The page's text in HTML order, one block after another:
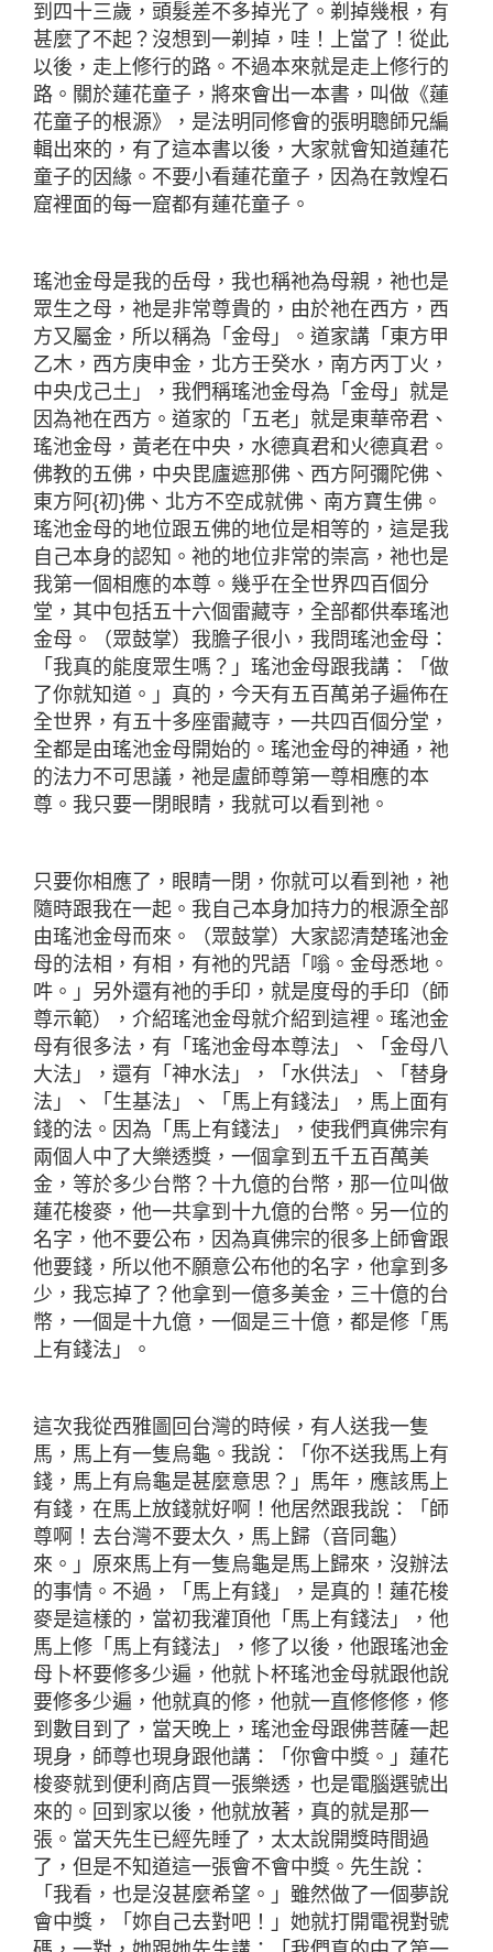
到四十三歲，頭髮差不多掉光了。剃掉幾根，有
甚麼了不起？沒想到一剃掉，哇！上當了！從此
以後，走上修行的路。不過本來就是走上修行的
路。關於蓮花童子，將來會出一本書，叫做《蓮
花童子的根源》，是法明同修會的張明聰師兄編
輯出來的，有了這本書以後，大家就會知道蓮花
童子的因緣。不要小看蓮花童子，因為在敦煌石
窟裡面的每一窟都有蓮花童子。
瑤池金母是我的岳母，我也稱祂為母親，祂也是
眾生之母，祂是非常尊貴的，由於祂在西方，西
方又屬金，所以稱為「金母」。道家講「東方甲
乙木，西方庚申金，北方壬癸水，南方丙丁火，
中央戊己土」，我們稱瑤池金母為「金母」就是
因為祂在西方。道家的「五老」就是東華帝君、
瑤池金母，黃老在中央，水德真君和火德真君。
佛教的五佛，中央毘廬遮那佛、西方阿彌陀佛、
東方阿{初}佛、北方不空成就佛、南方寶生佛。
瑤池金母的地位跟五佛的地位是相等的，這是我
自己本身的認知。祂的地位非常的崇高，祂也是
我第一個相應的本尊。幾乎在全世界四百個分
堂，其中包括五十六個雷藏寺，全部都供奉瑤池
金母。（眾鼓掌）我膽子很小，我問瑤池金母：
「我真的能度眾生嗎？」瑤池金母跟我講：「做
了你就知道。」真的，今天有五百萬弟子遍佈在
全世界，有五十多座雷藏寺，一共四百個分堂，
全都是由瑤池金母開始的。瑤池金母的神通，祂
的法力不可思議，祂是盧師尊第一尊相應的本
尊。我只要一閉眼睛，我就可以看到祂。
只要你相應了，眼睛一閉，你就可以看到祂，祂
隨時跟我在一起。我自己本身加持力的根源全部
由瑤池金母而來。（眾鼓掌）大家認清楚瑤池金
母的法相，有相，有祂的咒語「嗡。金母悉地。
吽。」另外還有祂的手印，就是度母的手印（師
尊示範），介紹瑤池金母就介紹到這裡。瑤池金
母有很多法，有「瑤池金母本尊法」、「金母八
大法」，還有「神水法」，「水供法」、「替身
法」、「生基法」、「馬上有錢法」，馬上面有
錢的法。因為「馬上有錢法」，使我們真佛宗有
兩個人中了大樂透獎，一個拿到五千五百萬美
金，等於多少台幣？十九億的台幣，那一位叫做
蓮花梭麥，他一共拿到十九億的台幣。另一位的
名字，他不要公布，因為真佛宗的很多上師會跟
他要錢，所以他不願意公布他的名字，他拿到多
少，我忘掉了？他拿到一億多美金，三十億的台
幣，一個是十九億，一個是三十億，都是修「馬
上有錢法」。
這次我從西雅圖回台灣的時候，有人送我一隻
馬，馬上有一隻烏龜。我說：「你不送我馬上有
錢，馬上有烏龜是甚麼意思？」馬年，應該馬上
有錢，在馬上放錢就好啊！他居然跟我說：「師
尊啊！去台灣不要太久，馬上歸（音同龜）
來。」原來馬上有一隻烏龜是馬上歸來，沒辦法
的事情。不過，「馬上有錢」，是真的！蓮花梭
麥是這樣的，當初我灌頂他「馬上有錢法」，他
馬上修「馬上有錢法」，修了以後，他跟瑤池金
母卜杯要修多少遍，他就卜杯瑤池金母就跟他說
要修多少遍，他就真的修，他就一直修修修，修
到數目到了，當天晚上，瑤池金母跟佛菩薩一起
現身，師尊也現身跟他講：「你會中獎。」蓮花
梭麥就到便利商店買一張樂透，也是電腦選號出
來的。回到家以後，他就放著，真的就是那一
張。當天先生已經先睡了，太太說開獎時間過
了，但是不知道這一張會不會中獎。先生說：
「我看，也是沒甚麼希望。」雖然做了一個夢說
會中獎，「妳自己去對吧！」她就打開電視對號